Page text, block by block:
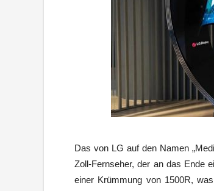
Das von LG auf den Namen
Zoll-Fernseher, der an das Ende
einer Krümmung von 1500R,